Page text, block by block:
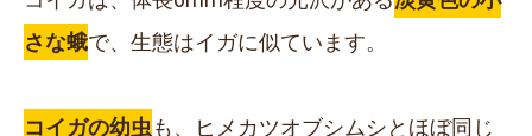
さな蛾で、生態はイガに似ています。
コイガの幼虫も、ヒメカツオブシムシとほぼ同じ